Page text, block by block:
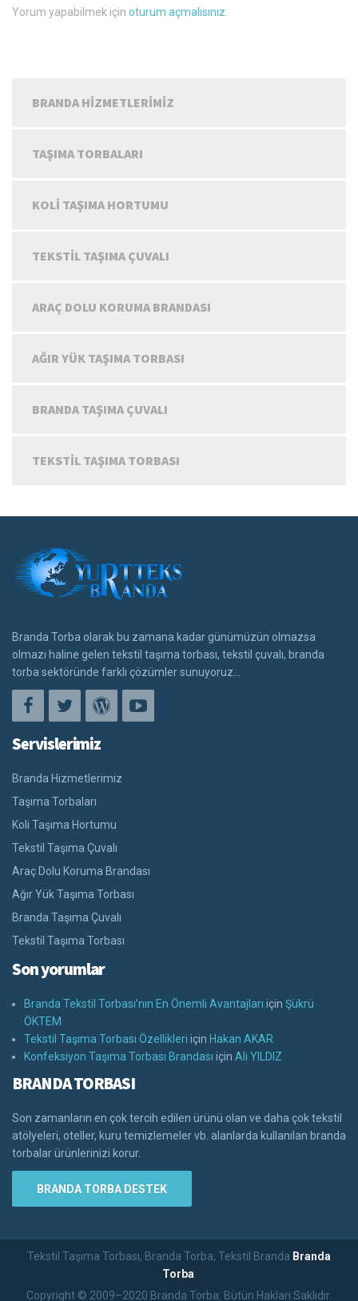
Yorum yapabilmek için oturum açmalısınız
BRANDA HIZMETLERIMIZ
TAŞIMA TORBALARI
KOLI TAŞIMA HORTUMU
TEKSTIL TAŞIMA ÇUVALI
ARAÇ DOLU KORUMA BRANDASI
AĞIR YÜK TAŞIMA TORBASI
BRANDA TAŞIMA ÇUVALI
TEKSTIL TAŞIMA TORBASI
Branda Torba olarak bu zamana kadar günümüzün olmazsa
olmazı haline gelen tekstil taşıma torbası, tekstil çuvalı, branda
torba sektöründe farklı çözümler sunuyoruz...
Servislerimiz
Branda Hizmetlerimiz
Taşıma Torbaları
Koli Taşıma Hortumu
Tekstil Taşıma Çuvalı
Araç Dolu Koruma Brandası
Ağır Yük Taşıma Torbası
Branda Taşıma Çuvalı
Tekstil Taşıma Torbası
Son yorumlar
Branda Tekstil Torbası’nın En Önemli Avantajları için Şükrü
ÖKTEM
Tekstil Taşıma Torbası Özellikleri için Hakan AKAR
Konfeksiyon Taşıma Torbası Brandası için Ali YILDIZ
BRANDA TORBASI
Son zamanların en çok tercih edilen ürünü olan ve daha çok tekstil
atölyeleri, oteller, kuru temizlemeler vb. alanlarda kullanılan branda
torbalar ürünlerinizi korur.
BRANDA TORBA DESTEK
Tekstil Taşıma Torbası, Branda Torba, Tekstil Branda Branda
Torba
Copyright © 2009–2020 Branda Torba. Bütün Hakları Saklıdır.